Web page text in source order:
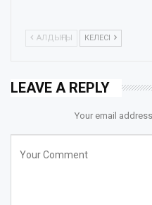
АЛДЫҢҒЫ КЕЛЕСІ
LEAVE A REPLY
Your email